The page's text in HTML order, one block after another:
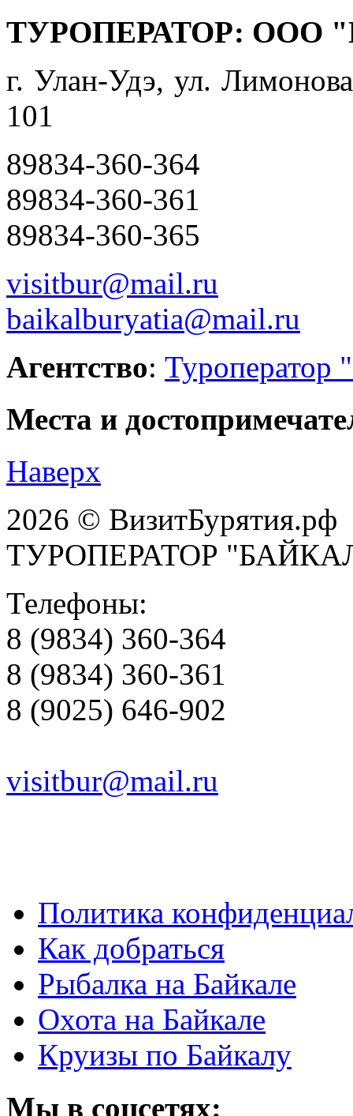
ТУРОПЕРАТОР: ООО
г. Улан-Удэ, ул.
101
89834-360-364
89834-360-361
89834-360-365
visitbur@mail.ru
baikalburyatia@mail.ru
Агентство: Туроператор
Места и
Наверх
2026 © ВизитБурятия.рф
ТУРОПЕРАТОР
Телефоны:
8 (9834) 360-364
8 (9834) 360-361
8 (9025) 646-902
visitbur@mail.ru
Политика
Как добраться
Рыбалка на Байкале
Охота на Байкале
Круизы по Байкалу
Мы в соцсетях: